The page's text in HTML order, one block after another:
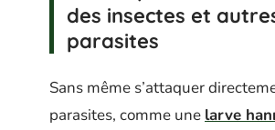
des insectes et
parasites
Sans même s’attaquer
parasites, comme une larve